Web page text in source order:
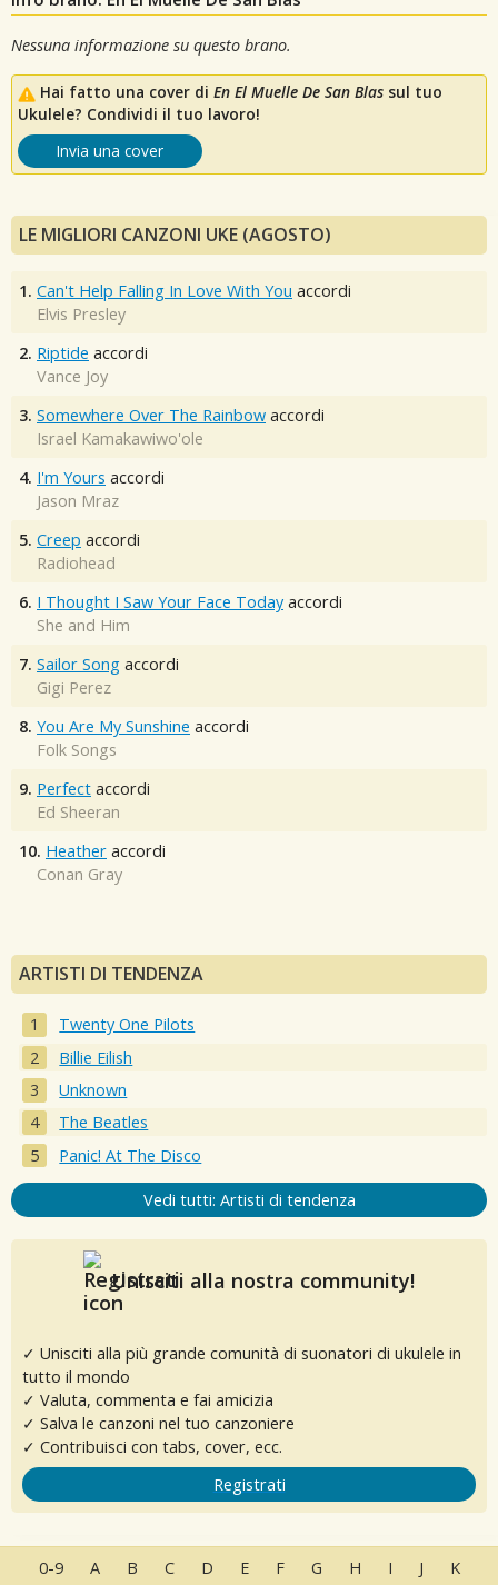
Nessuna informazione su questo brano.
Hai fatto una cover di En El Muelle De San Blas sul tuo
Ukulele? Condividi il tuo lavoro!
Invia una cover
LE MIGLIORI CANZONI UKE (AGOSTO)
1. Can't Help Falling In Love With You accordi
Elvis Presley
2. Riptide accordi
Vance Joy
3. Somewhere Over The Rainbow accordi
Israel Kamakawiwo'ole
4. I'm Yours accordi
Jason Mraz
5. Creep accordi
Radiohead
6. I Thought I Saw Your Face Today accordi
She and Him
7. Sailor Song accordi
Gigi Perez
8. You Are My Sunshine accordi
Folk Songs
9. Perfect accordi
Ed Sheeran
10. Heather accordi
Conan Gray
ARTISTI DI TENDENZA
Twenty One Pilots
Billie Eilish
Unknown
The Beatles
Panic! At The Disco
Vedi tutti: Artisti di tendenza
Unisciti alla nostra community!
✓ Unisciti alla più grande comunità di suonatori di ukulele in
tutto il mondo
✓ Valuta, commenta e fai amicizia
✓ Salva le canzoni nel tuo canzoniere
✓ Contribuisci con tabs, cover, ecc.
Registrati
0-9 A B C D E F G H I J K